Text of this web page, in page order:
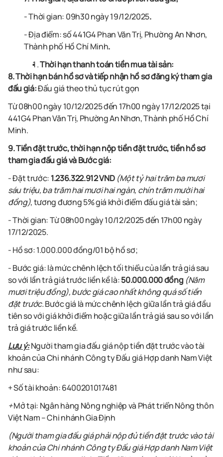
- Thời gian: 09h30 ngày 19/12/2025.
- Địa điểm: số441G4 Phan Văn Trị, Phường An Nhơn,
Thành phố Hồ Chí Minh.
Thời hạn thanh toán tiền mua tài sản:
8. Thời hạn bán hồ sơ và tiếp nhận hồ sơ đăng ký tham gia
đấu giá:Đấu giá theo thủ tục rút gọn
Từ 08h00 ngày 10/12/2025 đến 17h00 ngày 17/12/2025 tại
441G4 Phan Văn Trị, Phường An Nhơn, Thành phố Hồ Chí
Minh.
9. Tiền đặt trước, thời hạn nộp tiền đặt trước, tiền hồ sơ
tham gia đấu giá và Bước giá:
- Đặt trước: 1.236.322.912 VND (Một tỷ hai trăm ba mươi
sáu triệu, ba trăm hai mươi hai ngàn, chín trăm mười hai
đồng), tương đương5%giá khởi điểm đấu giá tài sản;
- Thời gian: Từ 08h00 ngày 10/12/2025 đến 17h00 ngày
17/12/2025.
- Hồ sơ: 1.000.000 đồng/01 bộ hồ sơ;
-Bước giá: là mức chênh lệch tối thiểu của lần trả giá sau
so với lần trả giá trước liền kề là:50.000.000 đồng (Năm
mươi triệu đồng),bước giá cao nhất không quá số tiền
đặt trước.Bước giá là mức chênh lệch giữa lần trả giá đầu
tiên so với giá khởi điểm hoặc giữa lần trả giá sau so với lần
trả giá trước liền kề.
Lưu ý:Người tham gia đấu giá nộp tiền đặt trước vào tài
khoản của Chi nhánh Công ty Đấu giá Hợp danh Nam Việt
như sau:
+ Số tài khoản: 6400201017481
+Mở tại: Ngân hàng Nông nghiệp và Phát triển Nông thôn
Việt Nam – Chi nhánh Gia Định
(Người tham gia đấu giá phải nộp đủ tiền đặt trước vào tài
khoản của Chi nhánh Công ty Đấu giá Hợp danh Nam Việt